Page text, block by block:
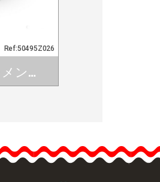
Gallardo フラメンコ・ダンスシューズ Aurora. Z026
Ref:50495Z026